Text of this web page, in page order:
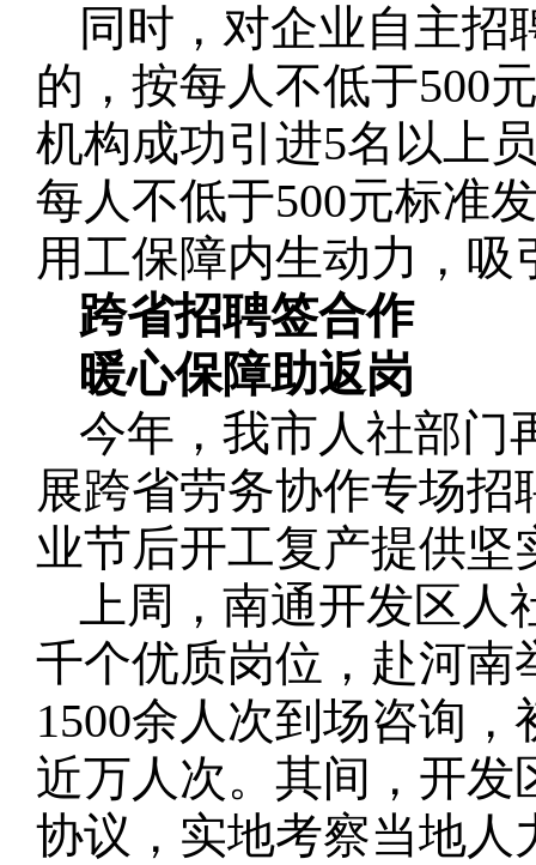
同时，对企业自主招
的，按每人不低于500
机构成功引进5名以上
每人不低于500元标准
用工保障内生动力，
跨省招聘签合作
暖心保障助返岗
今年，我市人社部门
展跨省劳务协作专场
业节后开工复产提供坚
上周，南通开发区人
千个优质岗位，赴河南
1500余人次到场咨询
近万人次。其间，开
协议，实地考察当地人